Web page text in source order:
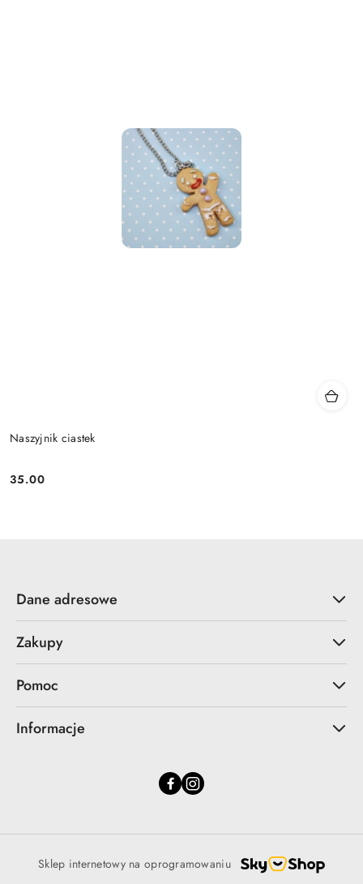
Naszyjnik ciastek
Cena:
35.00
Dane adresowe
Zakupy
Pomoc
Informacje
Sklep internetowy na oprogramowaniu